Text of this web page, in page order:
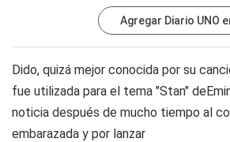
Agregar Diario UNO
Dido, quizá mejor conocida por su
fue utilizada para el tema "Stan"
noticia después de mucho tiempo al
embarazada y por lanzar